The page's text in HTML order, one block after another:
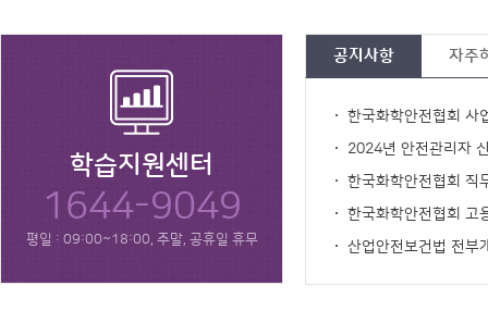
학습지원센터
1644-9049
평일 : 09:00~18:00, 주말, 공휴일 휴무
공지사항 자주
한국화학안전협회 사
2024년 안전관리자
한국화학안전협회 직
한국화학안전협회 고
산업안전보건법 전부